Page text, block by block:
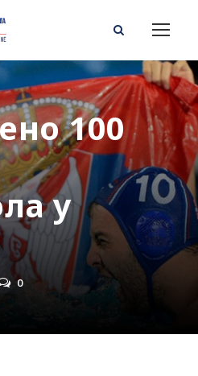
100
у
0